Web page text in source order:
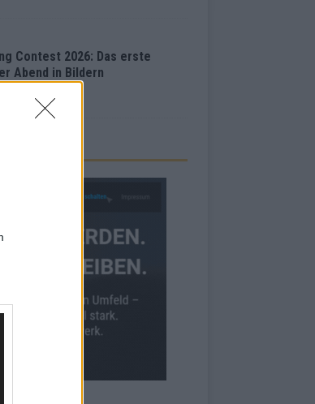
Contest 2026: Das erste
Abend in Bildern